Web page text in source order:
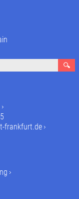
frankfurt.de